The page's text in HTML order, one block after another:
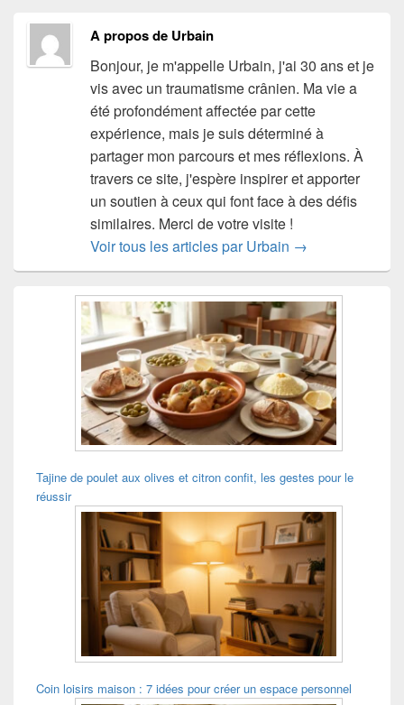
A propos de Urbain
Bonjour, je m'appelle Urbain, j'ai 30 ans et je
vis avec un traumatisme crânien. Ma vie a
été profondément affectée par cette
expérience, mais je suis déterminé à
partager mon parcours et mes réflexions. À
travers ce site, j'espère inspirer et apporter
un soutien à ceux qui font face à des défis
similaires. Merci de votre visite !
Voir tous les articles par Urbain →
Tajine de poulet aux olives et citron confit, les gestes pour le
réussir
Coin loisirs maison : 7 idées pour créer un espace personnel